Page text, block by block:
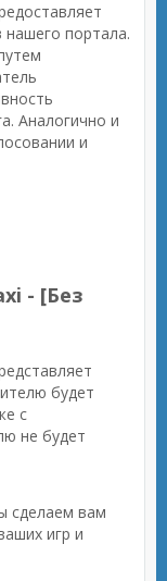
нашего портала.
Аналогично и
и
- [Без
будет
с
не будет
сделаем вам
игр и